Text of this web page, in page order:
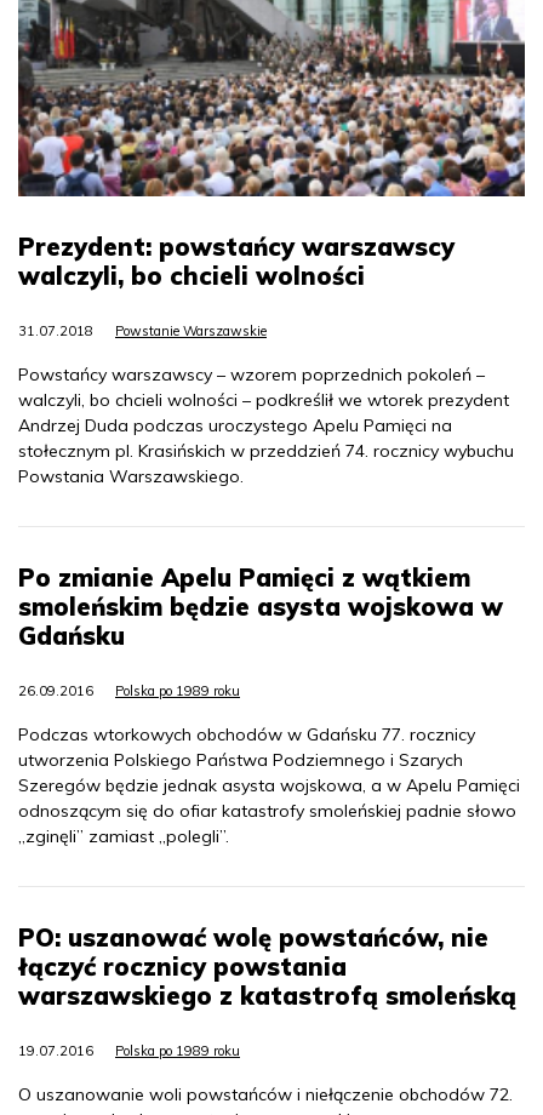
Prezydent: powstańcy warszawscy
walczyli, bo chcieli wolności
31.07.2018 Powstanie Warszawskie
Powstańcy warszawscy – wzorem poprzednich pokoleń –
walczyli, bo chcieli wolności – podkreślił we wtorek prezydent
Andrzej Duda podczas uroczystego Apelu Pamięci na
stołecznym pl. Krasińskich w przeddzień 74. rocznicy wybuchu
Powstania Warszawskiego.
Po zmianie Apelu Pamięci z wątkiem
smoleńskim będzie asysta wojskowa w
Gdańsku
26.09.2016 Polska po 1989 roku
Podczas wtorkowych obchodów w Gdańsku 77. rocznicy
utworzenia Polskiego Państwa Podziemnego i Szarych
Szeregów będzie jednak asysta wojskowa, a w Apelu Pamięci
odnoszącym się do ofiar katastrofy smoleńskiej padnie słowo
„zginęli” zamiast „polegli”.
PO: uszanować wolę powstańców, nie
łączyć rocznicy powstania
warszawskiego z katastrofą smoleńską
19.07.2016 Polska po 1989 roku
O uszanowanie woli powstańców i niełączenie obchodów 72.